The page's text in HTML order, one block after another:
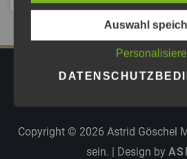
IMPRESSUM
Copyright © 2026 Astrid Göschel
sein. | Design by
Auswahl